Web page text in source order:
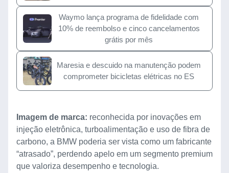
Waymo lança programa de fidelidade com
10% de reembolso e cinco cancelamentos
grátis por mês
Maresia e descuido na manutenção podem
comprometer bicicletas elétricas no ES
Imagem de marca: reconhecida por inovações em
injeção eletrônica, turboalimentação e uso de fibra de
carbono, a BMW poderia ser vista como um fabricante
“atrasado”, perdendo apelo em um segmento premium
que valoriza desempenho e tecnologia.